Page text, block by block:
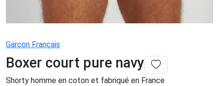
Garçon Français
Boxer court pure navy
Shorty homme en coton et fabriqué en France